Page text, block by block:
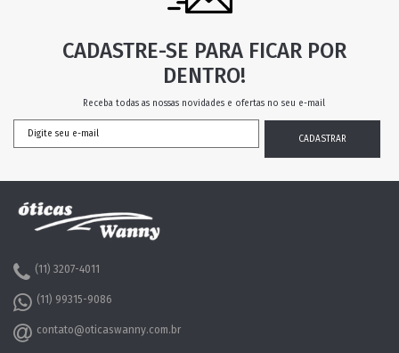
CADASTRE-SE PARA FICAR POR
DENTRO!
Receba todas as nossas novidades e ofertas no seu e-mail
(11) 3207-4011
(11) 99315-9086
contato@oticaswanny.com.br